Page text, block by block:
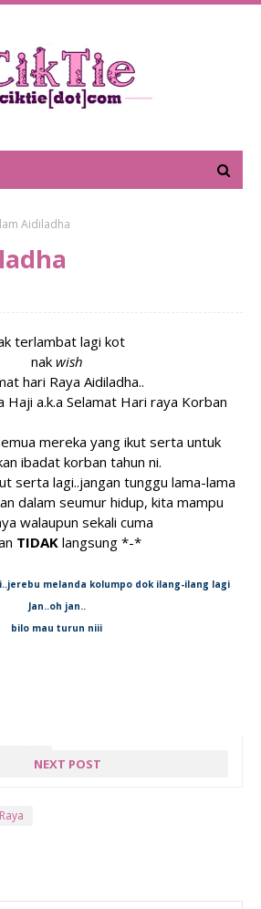
Aidiladha
terlambat lagi kot
nak wish
hari Raya Aidiladha..
Haji a.k.a Selamat Hari raya Korban
mereka yang ikut serta untuk
ibadat korban tahun ni.
serta lagi..jangan tunggu lama-lama
dalam seumur hidup, kita mampu
walaupun sekali cuma
TIDAK langsung *-*
melanda kolumpo dok ilang-ilang lagi
Jan..oh jan..
bilo mau turun niii
NEXT POST
Raya